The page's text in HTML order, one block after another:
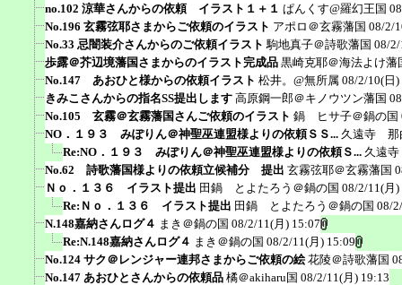
no.102 涼華さんからの依頼 イラスト１＋１ ぱんくす@羅幻王国
No.196 玄霧弦耶さまからご依頼のイラスト アポロ＠玄霧藩国 08/2/
No.33 忌闇装介さんからのご依頼イラスト 駒地真子＠詩歌藩国 08/
歩露＠芥辺境藩国さまからのイラスト完成品 黒崎克耶＠海法よけ藩
No.147 あおひと様からの依頼イラスト 松井。@無所属 08/2/10(日)
きみこさんからの指名SS提出します 高原鋼一郎＠キノウツン藩国
No.105 玄霧＠玄霧藩国さんご依頼のイラスト 鍋 ヒサ子＠鍋の国
NO．１９３ みぽりん＠神聖巫連盟様よりの依頼ＳＳ... 久遠寺 那
Re:NO．１９３ みぽりん＠神聖巫連盟様よりの依頼Ｓ... 久遠
No.62 詩歌藩国様よりの依頼立候補分 提出 玄霧弦耶＠玄霧藩国
Ｎｏ．１３６ イラスト提出 田鍋 とよたろう＠鍋の国 08/2/11(月)
Re:Ｎｏ．１３６ イラスト提出 田鍋 とよたろう＠鍋の国 08/
N.148嘉納さんログ４ まき＠鍋の国 08/2/11(月) 15:07
Re:N.148嘉納さんログ４ まき＠鍋の国 08/2/11(月) 15:09
No.124 サク＠レンジャー連邦さまからご依頼の絵 花陵＠詩歌藩国
No.147 あおひとさんからの依頼品 橘＠akiharu国 08/2/11(月) 19:13